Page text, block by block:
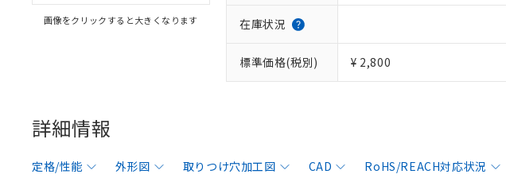
画像をクリックすると大きくなります 在庫状況
標準価格(税別) ¥ 2,800
詳細情報
定格/性能 外形図 取りつけ穴加工図 CAD RoHS/REACH対応状況